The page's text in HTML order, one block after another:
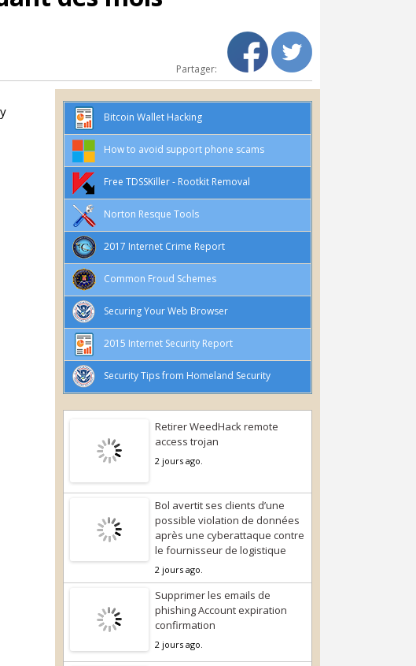
Partager:
Bitcoin Wallet Hacking
How to avoid support phone scams
Free TDSSKiller - Rootkit Removal
Norton Resque Tools
2017 Internet Crime Report
Common Froud Schemes
Securing Your Web Browser
2015 Internet Security Report
Security Tips from Homeland Security
Retirer WeedHack remote
access trojan
2 jours ago.
Bol avertit ses clients d’une
possible violation de données
après une cyberattaque contre
le fournisseur de logistique
2 jours ago.
Supprimer les emails de
phishing Account expiration
confirmation
2 jours ago.